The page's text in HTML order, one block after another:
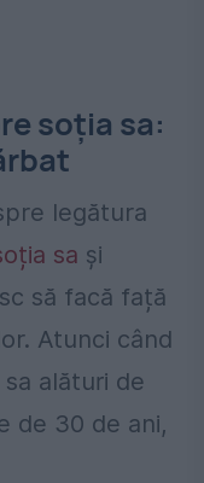
soția sa:
legătura
sa și
să facă față
Atunci când
alături de
de 30 de ani,